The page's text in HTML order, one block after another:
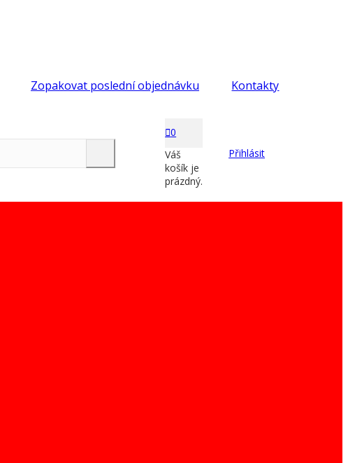
Zopakovat poslední objednávku Kontakty
0
Váš
košík je
prázdný.
Přihlásit